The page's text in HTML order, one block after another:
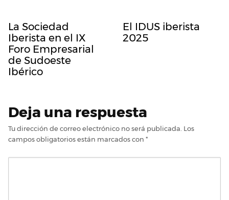
La Sociedad
Iberista en el IX
Foro Empresarial
de Sudoeste
Ibérico
El IDUS iberista
2025
Deja una respuesta
Tu dirección de correo electrónico no será publicada. Los
campos obligatorios están marcados con *